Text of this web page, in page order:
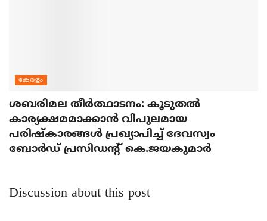
കേരളം
ശബരിമല തീര്‍ത്ഥാടനം: കൂടുതല്‍
കാര്യക്ഷമമാക്കാന്‍ വിപുലമായ
പരിഷ്‌കാരങ്ങള്‍ പ്രഖ്യാപിച്ച് ദേവസ്വം
ബോര്‍ഡ് പ്രസിഡന്റ് കെ.ജയകുമാര്‍
Discussion about this post